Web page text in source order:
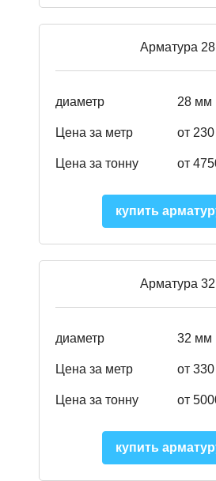
Арматура 28
диаметр 28 мм
Цена за метр от 230
Цена за тонну от
купить
Арматура 32
диаметр 32 мм
Цена за метр от
Цена за тонну от
купить